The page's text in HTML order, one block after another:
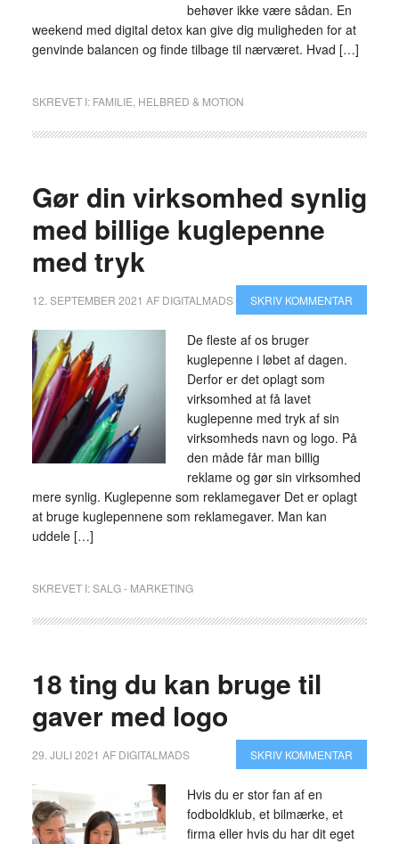
behøver ikke være sådan. En
weekend med digital detox kan give dig muligheden for at
genvinde balancen og finde tilbage til nærværet. Hvad […]
SKREVET I: FAMILIE HELBRED & MOTION
Gør din virksomhed synlig
med billige kuglepenne
med tryk
12. SEPTEMBER 2021 AF DIGITALMADS SKRIV KOMMENTAR
De fleste af os bruger
kuglepenne i løbet af dagen.
Derfor er det oplagt som
virksomhed at få lavet
kuglepenne med tryk af sin
virksomheds navn og logo. På
den måde får man billig
reklame og gør sin virksomhed
mere synlig. Kuglepenne som reklamegaver Det er oplagt
at bruge kuglepennene som reklamegaver. Man kan
uddele […]
SKREVET I:SALG - MARKETING
18 ting du kan bruge til
gaver med logo
29. JULI 2021 AF DIGITALMADS SKRIV KOMMENTAR
Hvis du er stor fan af en
fodboldklub, et bilmærke, et
firma eller hvis du har dit eget